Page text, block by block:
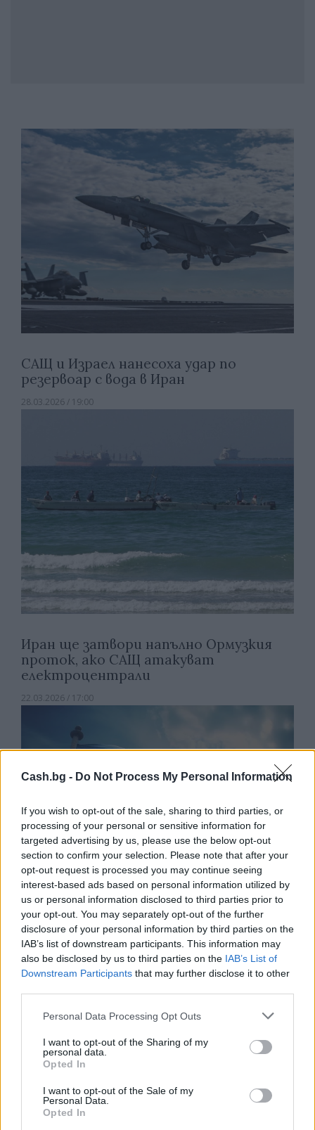
Cash.bg - Do Not Process My Personal Information
If you wish to opt-out of the sale, sharing to third parties, or
processing of your personal or sensitive information for
targeted advertising by us, please use the below opt-out
section to confirm your selection. Please note that after your
opt-out request is processed you may continue seeing
interest-based ads based on personal information utilized by
us or personal information disclosed to third parties prior to
your opt-out. You may separately opt-out of the further
disclosure of your personal information by third parties on the
IAB’s list of downstream participants. This information may
also be disclosed by us to third parties on the IAB’s List of
Downstream Participants that may further disclose it to other
Personal Data Processing Opt Outs
I want to opt-out of the Sharing of my
personal data.
Opted In
I want to opt-out of the Sale of my
Personal Data.
Opted In
САЩ и Израел нанесоха удар по
резервоар с вода в Иран
28.03.2026 / 19:00
Иран ще затвори напълно Ормузкия
проток, ако САЩ атакуват
електроцентрали
22.03.2026 / 17:00
Войната в Украйна отстъпи от
медийните заглавия, но продължава
интензивно
04.03.2026 / 15:00